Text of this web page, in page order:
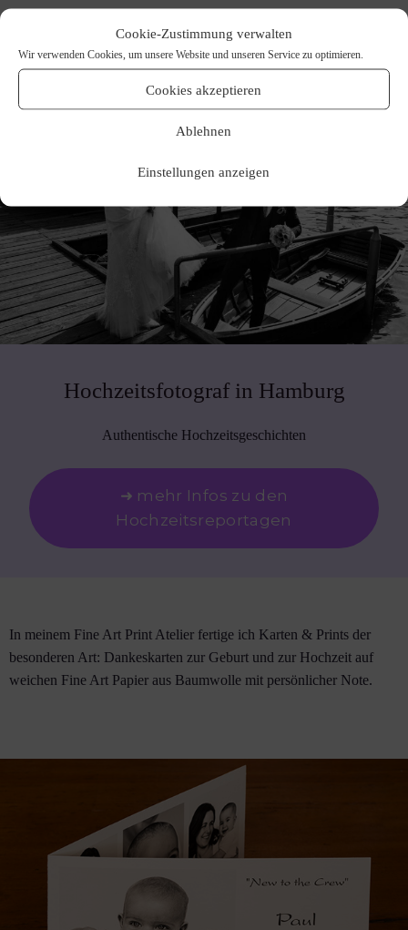
Cookie-Zustimmung verwalten
Wir verwenden Cookies, um unsere Website und unseren Service zu optimieren.
Cookies akzeptieren
Ablehnen
Einstellungen anzeigen
Hochzeitsfotograf in Hamburg
Authentische Hochzeitsgeschichten
➜ mehr Infos zu den
Hochzeitsreportagen
In meinem Fine Art Print Atelier fertige ich Karten & Prints der
besonderen Art: Dankeskarten zur Geburt und zur Hochzeit auf
weichen Fine Art Papier aus Baumwolle mit persönlicher Note.